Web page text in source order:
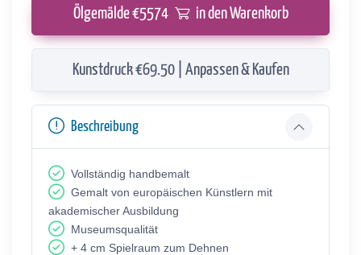
Ölgemälde €5574 in den Warenkorb
Kunstdruck €69.50 | Anpassen & Kaufen
Beschreibung
Vollständig handbemalt
Gemalt von europäischen Künstlern mit
akademischer Ausbildung
Museumsqualität
+ 4 cm Spielraum zum Dehnen